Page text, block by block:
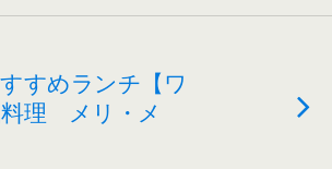
すめランチ【ワ
理 メリ・メ